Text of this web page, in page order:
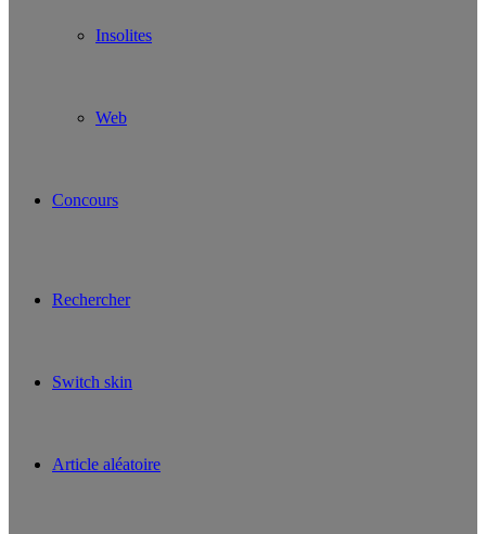
Insolites
Web
Concours
Rechercher
Switch skin
Article aléatoire